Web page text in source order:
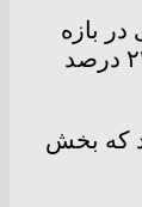
بازه
زمانی ۲۳ اسفند ماه سال گذشته تا دوم فروردین ماه امسال که ۹ روز به طول انجامید حدود ۱۸ هزار نفر ثبت نام و اعزام شدند که از این تعداد حدود ۲۳ درصد
نفر، نام نویسی کرده اند که بخش